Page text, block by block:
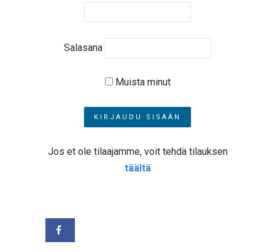
Salasana
Muista minut
Jos et ole tilaajamme, voit tehdä tilauksen
täältä